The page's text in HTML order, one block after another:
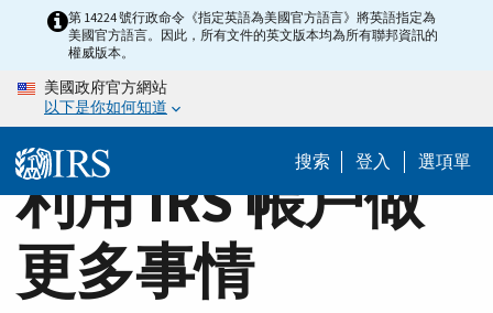
content
Home第 14224 號行政命令《指定英語為美國官方語言》將英語指定為
美國官方語言。因此，所有文件的英文版本均為所有聯邦資訊的
權威版本。
美國政府官方網站
以下是你如何知道
搜索 登入 選項單
利用 IRS 帳戶做
更多事情